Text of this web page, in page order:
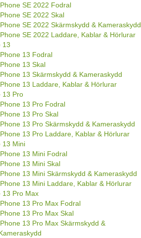
SE 2022 Fodral
SE 2022 Skal
SE 2022 Skärmskydd & Kameraskydd
SE 2022 Laddare, Kablar & Hörlurar
13
13 Fodral
13 Skal
13 Skärmskydd & Kameraskydd
13 Laddare, Kablar & Hörlurar
13 Pro
13 Pro Fodral
13 Pro Skal
13 Pro Skärmskydd & Kameraskydd
13 Pro Laddare, Kablar & Hörlurar
13 Mini
13 Mini Fodral
13 Mini Skal
13 Mini Skärmskydd & Kameraskydd
13 Mini Laddare, Kablar & Hörlurar
13 Pro Max
13 Pro Max Fodral
13 Pro Max Skal
13 Pro Max Skärmskydd &